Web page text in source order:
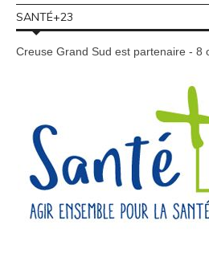
SANTÉ+23
Creuse Grand Sud est partenaire - 8